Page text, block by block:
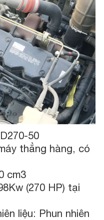
50
thẳng hàng, có
cm3
(270 HP) tại
liệu: Phun nhiên